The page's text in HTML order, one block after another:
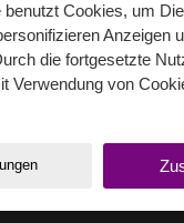
benutzt Cookies, um
Anzeigen
die fortgesetzte
Verwendung von